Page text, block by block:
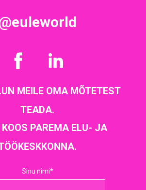
MEILE OMA MÕTETEST
TEADA.
KOOS PAREMA ELU- JA
Sinu nimi